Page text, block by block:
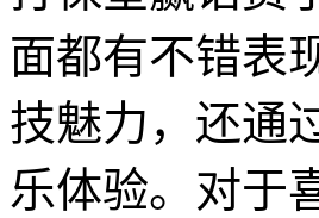
面都有不错表
技魅力，还通
乐体验。对于